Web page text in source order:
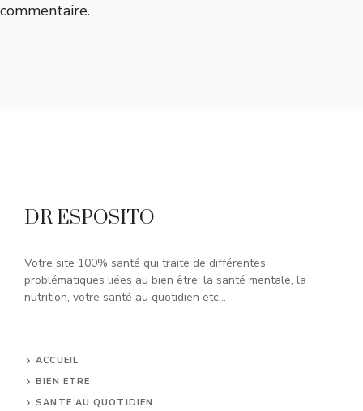
commentaire.
DR ESPOSITO
Votre site 100% santé qui traite de différentes
problématiques liées au bien être, la santé mentale, la
nutrition, votre santé au quotidien etc...
ACCUEIL
BIEN ETRE
SANTE AU QUOTIDIEN